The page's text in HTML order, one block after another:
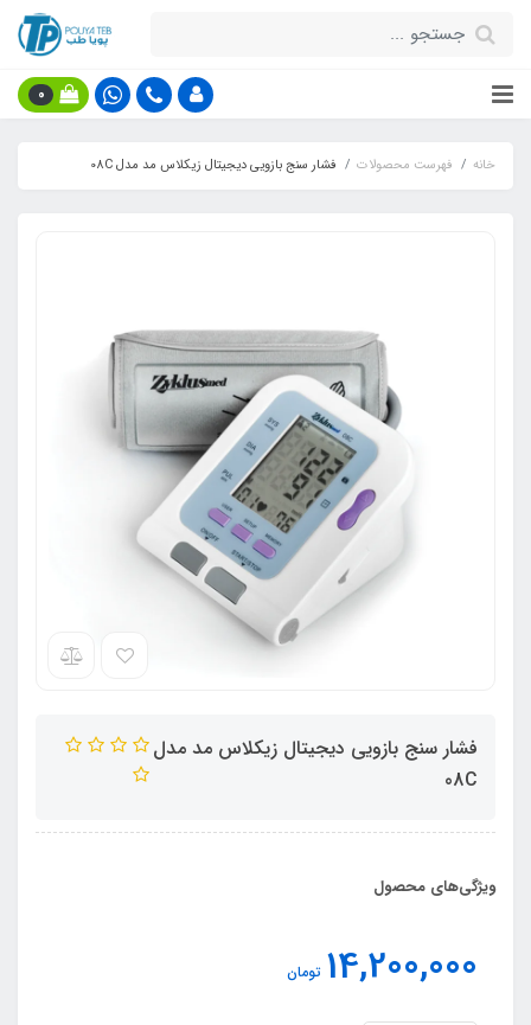
0
خانه فهرست محصولات فشار سنج بازویی دیجیتال زیکلاس مد مدل 08C
فشار سنج بازویی دیجیتال زیکلاس مد مدل
08C
ویژگی‌های محصول
14,200,000 تومان